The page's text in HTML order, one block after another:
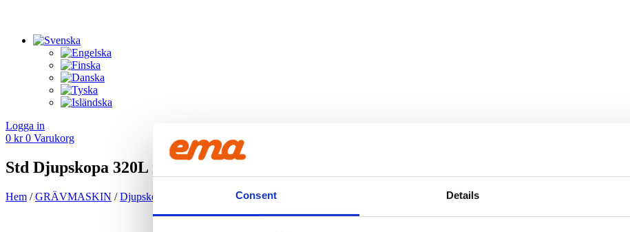
Consent Details
Logga in
0 kr 0 Varukorg
Std Djupskopa 320L med blad – 800mm – S45
Hem /GRÄV­MASKIN /Djup­skopa / Std Djupskopa 320L med blad – 800mm – S45